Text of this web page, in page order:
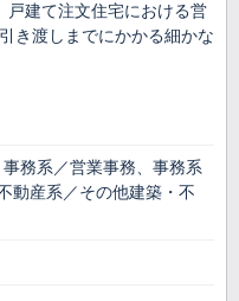
戸建て注文住宅における営
き渡しまでにかかる細かな
務系／営業事務、事務系
動産系／その他建築・不